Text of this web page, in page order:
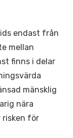
endast från
mellan
finns i delar
mänsklig
nära
risken för